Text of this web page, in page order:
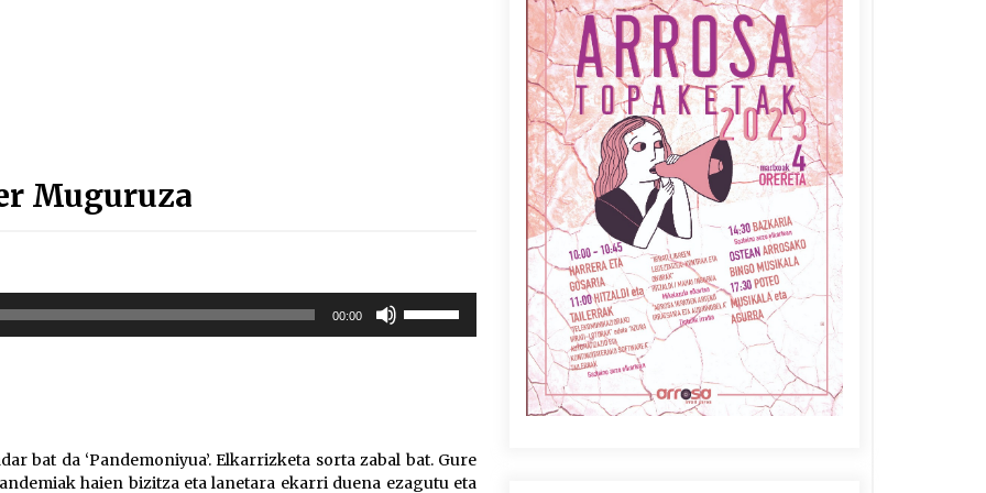
Azaroak 6 Iurretan Arrosa
sarearen IX. topaketak
2021/10/04
Berria egunkarian
elkarrizketa Arrosaren 20
urteez
2021/07/06
Zebrabidearen denboraldi
amaiera EHZtik
Arrosaren laburpen bideoa
Hamaika Telebistaren eskutik
2021/06/30
Muguruza
00:00
jaisteko.
bat da ‘Pandemoniyua’. Elkarrizketa sorta zabal bat. Gure
haien bizitza eta lanetara ekarri duena ezagutu eta